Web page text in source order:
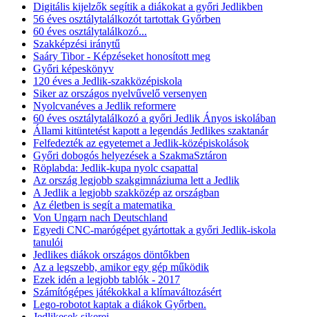
Digitális kijelzők segítik a diákokat a győri Jedlikben
56 éves osztálytalálkozót tartottak Győrben
60 éves osztálytalálkozó...
Szakképzési iránytű
Saáry Tibor - Képzéseket honosított meg
Győri képeskönyv
120 éves a Jedlik-szakközépiskola
Siker az országos nyelvűvelő versenyen
Nyolcvanéves a Jedlik reformere
60 éves osztálytalálkozó a győri Jedlik Ányos iskolában
Állami kitüntetést kapott a legendás Jedlikes szaktanár
Felfedezték az egyetemet a Jedlik-középiskolások
Győri dobogós helyezések a SzakmaSztáron
Röplabda: Jedlik-kupa nyolc csapattal
Az ország legjobb szakgimnáziuma lett a Jedlik
A Jedlik a legjobb szakközép az országban
Az életben is segít a matematika
Von Ungarn nach Deutschland
Egyedi CNC-marógépet gyártottak a győri Jedlik-iskola
tanulói
Jedlikes diákok országos döntőkben
Az a legszebb, amikor egy gép működik
Ezek idén a legjobb tablók - 2017
Számítógépes játékokkal a klímaváltozásért
Lego-robotot kaptak a diákok Győrben.